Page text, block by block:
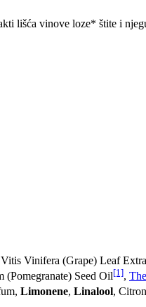
lišća vinove loze* štite i
Vinifera (Grape) Leaf
(Pomegranate) Seed Oil[1],
Limonene, Linalool,